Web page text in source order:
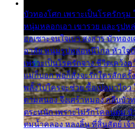
บัวทองโศก เพราะเป็นโรครักรุ
หนุ่มหลอกเอา เขารวย และรูปห
ออเซาะจนใจเบา สงสาร บัวทอง
อาลัย หนุ่มรูปหล่อหนีไกล หัวใจ
เพราะเป็นโรครักจาง ชีวิตเคว้ง
แม่ก็บอก พ่อก็สั่งจะรักใครสักครั้
พลั้งไปใครจะช่วย ซื้อเปลมาไกว
ตามสนอง จึงเศร้าหมอง กลีบบัว
ตระหนัก เพราะไม่รักโคลนตม
ตมน้ำคลอง หลงลิ้น ที่สิ้นสัตย์ เจ้